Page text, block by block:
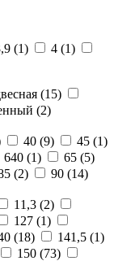
(1) 4 (1)
(15)
(2)
40 (9) 45 (1)
640 (1) 65 (5)
(2) 90 (14)
11,3 (2)
127 (1)
(18) 141,5 (1)
150 (73)